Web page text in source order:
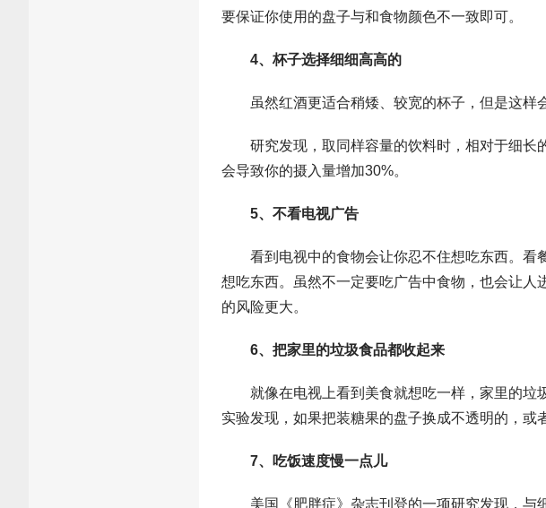
要保证你使用的盘子与和食物颜色不一致即可。
4、杯子选择细细高高的
虽然红酒更适合稍矮、较宽的杯子，但是这样会
研究发现，取同样容量的饮料时，相对于细长
会导致你的摄入量增加30%。
5、不看电视广告
看到电视中的食物会让你忍不住想吃东西。看
想吃东西。虽然不一定要吃广告中食物，也会让
的风险更大。
6、把家里的垃圾食品都收起来
就像在电视上看到美食就想吃一样，家里的垃
实验发现，如果把装糖果的盘子换成不透明的，或
7、吃饭速度慢一点儿
美国《肥胖症》杂志刊登的一项研究发现，与